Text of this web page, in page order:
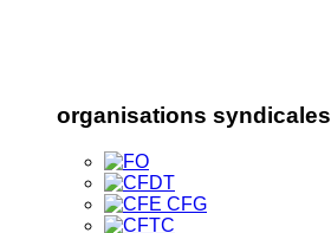
organisations syndicales